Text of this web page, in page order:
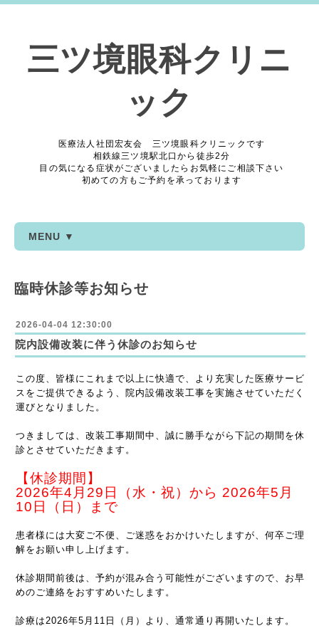
三ツ境眼科クリニ
ック
医療法人社団宏友会 三ツ境眼科クリニックです
相鉄線三ツ境駅北口から徒歩2分
目の気になる症状がございましたらお気軽にご相談下さい
初めての方もご予約を承っております
MENU ▼
臨時休診等お知らせ
2026-04-04 12:30:00
院内設備改装に伴う休診のお知らせ
この度、皆様にこれまで以上に快適で、より充実した医療サービ
スをご提供できるよう、院内設備改装工事を実施させていただく
運びとなりました。
つきましては、改装工事期間中、誠に勝手ながら下記の期間を休
診とさせていただきます。
【休診期間】
2026年4月29日（水・祝）から 2026年5月
10日（日）まで
患者様には大変ご不便、ご迷惑をおかけいたしますが、何卒ご理
解をお願い申し上げます。
休診期間前後は、予約が混み合う可能性がございますので、お早
めのご連絡をおすすめいたします。
診療は2026年5月11日（月）より、通常通り再開いたします。